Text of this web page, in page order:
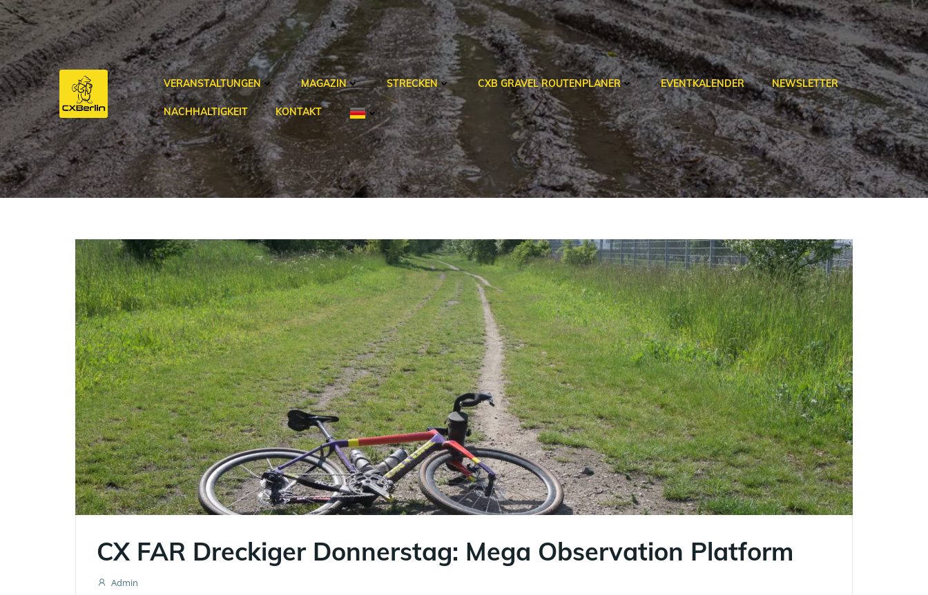
Zum
Inhalt
springen
VERANSTALTUNGEN MAGAZIN STRECKEN CXB GRAVEL ROUTENPLANER EVENTKALENDER NEWSLETTER
NACHHALTIGKEIT KONTAKT
CX FAR Dreckiger Donnerstag: Mega Observation Platform
Admin